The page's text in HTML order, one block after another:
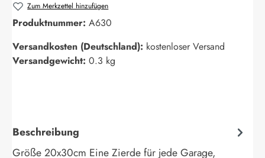
Zum Merkzettel hinzufügen
Produktnummer: A630
Versandkosten (Deutschland): kostenloser Versand
Versandgewicht: 0.3 kg
Beschreibung
Größe 20x30cm Eine Zierde für jede Garage,